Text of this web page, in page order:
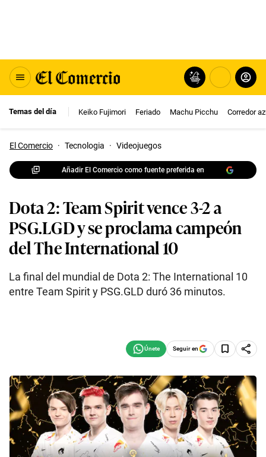
Temas del día Keiko Fujimori Feriado Machu Picchu Corredor
El Comercio · Tecnologia · Videojuegos
Añadir El Comercio como fuente preferida en
Dota 2: Team Spirit vence 3-2 a
PSG.LGD y se proclama campeón
del The International 10
La final del mundial de Dota 2: The International 10
entre Team Spirit y PSG.GLD duró 36 minutos.
Seguir en